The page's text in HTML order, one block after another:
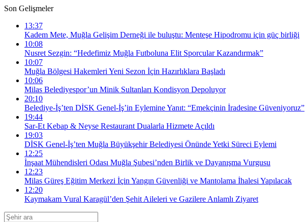
Son Gelişmeler
13:37
Kadem Mete, Muğla Gelişim Derneği ile buluştu: Menteşe Hipodromu için güç birliği
10:08
Nusret Sezgin: “Hedefimiz Muğla Futboluna Elit Sporcular Kazandırmak”
10:07
Muğla Bölgesi Hakemleri Yeni Sezon İçin Hazırlıklara Başladı
10:06
Milas Belediyespor’un Minik Sultanları Kondisyon Depoluyor
20:10
Belediye-İş’ten DİSK Genel-İş’in Eylemine Yanıt: “Emekçinin İradesine Güveniyoruz”
19:44
Sar-Et Kebap & Neyse Restaurant Dualarla Hizmete Açıldı
19:03
DİSK Genel-İş’ten Muğla Büyükşehir Belediyesi Önünde Yetki Süreci Eylemi
12:25
İnşaat Mühendisleri Odası Muğla Şubesi’nden Birlik ve Dayanışma Vurgusu
12:23
Milas Güreş Eğitim Merkezi İçin Yangın Güvenliği ve Mantolama İhalesi Yapılacak
12:20
Kaymakam Vural Karagül’den Şehit Aileleri ve Gazilere Anlamlı Ziyaret